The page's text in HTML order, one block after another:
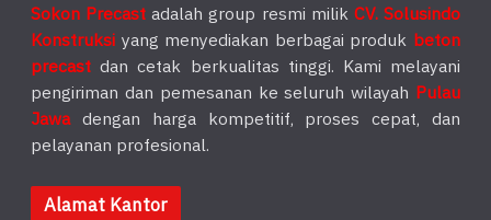
Sokon Precast adalah group resmi milik CV. Solusindo
Konstruksi yang menyediakan berbagai produk beton
precast dan cetak berkualitas tinggi. Kami melayani
pengiriman dan pemesanan ke seluruh wilayah Pulau
Jawadengan harga kompetitif, proses cepat, dan
pelayanan profesional.
Alamat Kantor